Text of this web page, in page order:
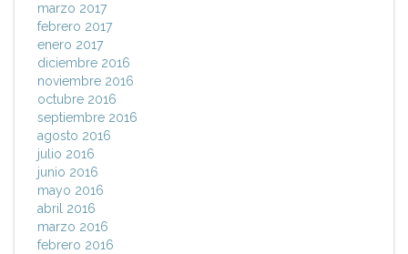
marzo 2017
febrero 2017
enero 2017
diciembre 2016
noviembre 2016
octubre 2016
septiembre 2016
agosto 2016
julio 2016
junio 2016
mayo 2016
abril 2016
marzo 2016
febrero 2016